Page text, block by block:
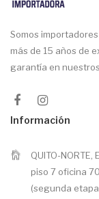
Somos
más de 15 años de
garantía en
Información
QUITO-
piso 7 oficina
(segunda